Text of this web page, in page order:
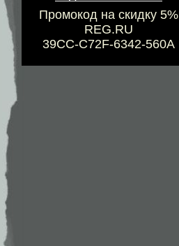
Промокод на скидку 5%
REG.RU
39CC-C72F-6342-560A